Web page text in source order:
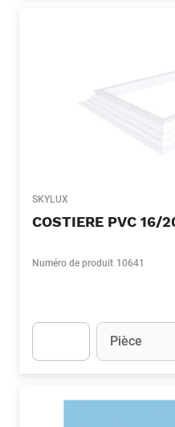
SKYLUX
COSTIERE PVC 16/
Numéro de produit 10641
Unité
Pièce